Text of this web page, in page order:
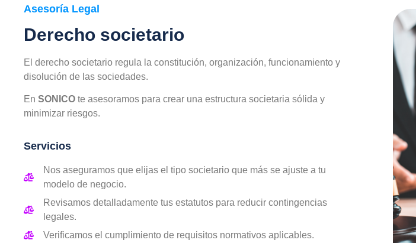
Asesoría Legal
Derecho societario
El derecho societario regula la constitución, organización, funcionamiento y
disolución de las sociedades.
En SONICO te asesoramos para crear una estructura societaria sólida y
minimizar riesgos.
Servicios
Nos aseguramos que elijas el tipo societario que más se ajuste a tu
modelo de negocio.
Revisamos detalladamente tus estatutos para reducir contingencias
legales.
Verificamos el cumplimiento de requisitos normativos aplicables.